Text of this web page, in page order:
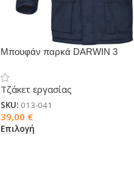
Μπουφάν παρκά DARWIN 3
Τζάκετ εργασίας
SKU: 013-041
39,00 €
Επιλογή